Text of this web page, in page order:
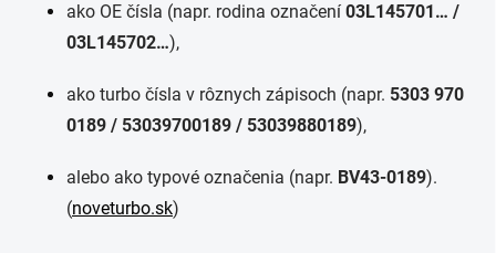
ako OE čísla (napr. rodina označení 03L145701… /
03L145702…),
ako turbo čísla v rôznych zápisoch (napr. 5303 970
0189 / 53039700189 / 53039880189),
alebo ako typové označenia (napr. BV43-0189).
(noveturbo.sk)